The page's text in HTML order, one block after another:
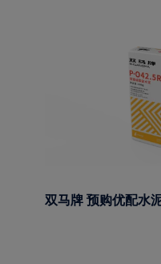
双马牌 预购优配水